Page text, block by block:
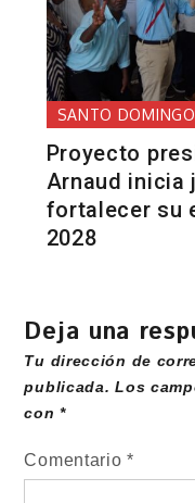
SANTO
Proyecto
Arnaud inicia
fortalecer su
2028
Deja una
Tu dirección de
publicada. Los
con*
Comentario*